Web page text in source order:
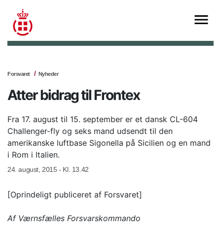
Forsvaret Nyheder
Atter bidrag til Frontex
Fra 17. august til 15. september er et dansk CL-604
Challenger-fly og seks mand udsendt til den
amerikanske luftbase Sigonella på Sicilien og en mand
i Rom i Italien.
24. august, 2015 - Kl. 13.42
[Oprindeligt publiceret af Forsvaret]
Af Værnsfælles Forsvarskommando